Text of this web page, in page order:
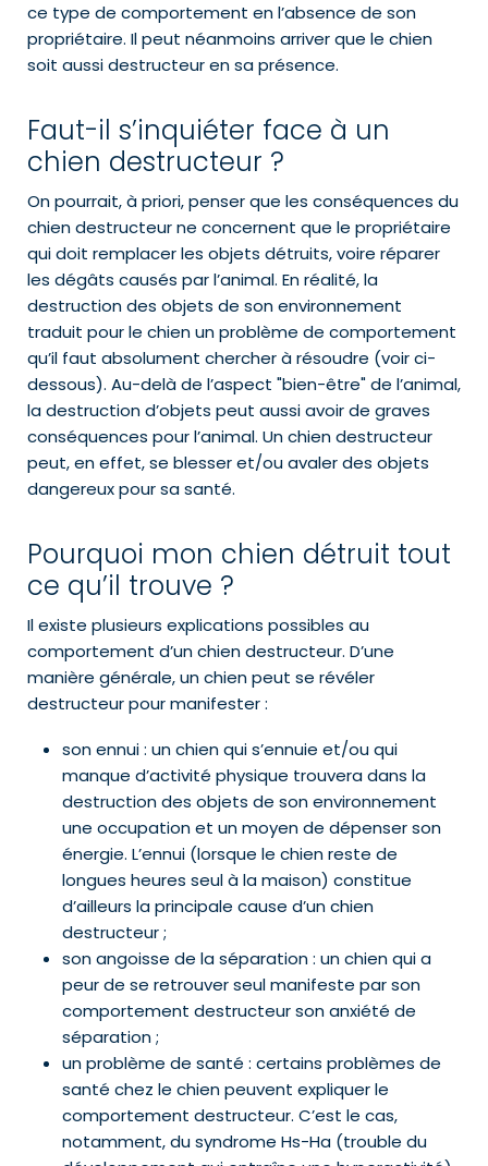
ce type de comportement en l’absence de son
propriétaire. Il peut néanmoins arriver que le chien
soit aussi destructeur en sa présence.
Faut-il s’inquiéter face à un
chien destructeur ?
On pourrait, à priori, penser que les conséquences du
chien destructeur ne concernent que le propriétaire
qui doit remplacer les objets détruits, voire réparer
les dégâts causés par l’animal. En réalité, la
destruction des objets de son environnement
traduit pour le chien un problème de comportement
qu’il faut absolument chercher à résoudre (voir ci-
dessous). Au-delà de l’aspect "bien-être" de l’animal,
la destruction d’objets peut aussi avoir de graves
conséquences pour l’animal. Un chien destructeur
peut, en effet, se blesser et/ou avaler des objets
dangereux pour sa santé.
Pourquoi mon chien détruit tout
ce qu’il trouve ?
Il existe plusieurs explications possibles au
comportement d’un chien destructeur. D’une
manière générale, un chien peut se révéler
destructeur pour manifester :
son ennui : un chien qui s’ennuie et/ou qui
manque d’activité physique trouvera dans la
destruction des objets de son environnement
une occupation et un moyen de dépenser son
énergie. L’ennui (lorsque le chien reste de
longues heures seul à la maison) constitue
d’ailleurs la principale cause d’un chien
destructeur ;
son angoisse de la séparation : un chien qui a
peur de se retrouver seul manifeste par son
comportement destructeur son anxiété de
séparation ;
un problème de santé : certains problèmes de
santé chez le chien peuvent expliquer le
comportement destructeur. C’est le cas,
notamment, du syndrome Hs-Ha (trouble du